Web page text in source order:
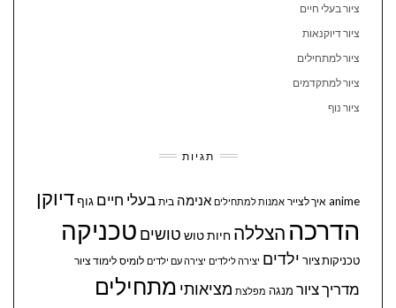
ציור בעלי חיים
ציור דיוקנאות
ציור למתחילים
ציור למתקדמים
ציור נוף
תגיות
anime איך לצייר אמנות למתחילים אנימה בית בעלי חיים גוףדיוקן
הדרכה הצללה חיותטוש טושים טכניקה
טכניקות ציור ילדים יצירה לילדים יצירה עם ילדים לומיס לימוד ציור
מדריך ציור מנגה מפלצת מציאותי מתחילים